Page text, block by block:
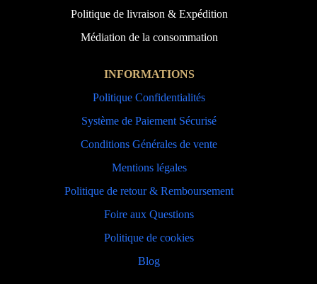
Politique de livraison & Expédition
Médiation de la consommation
INFORMATIONS
Politique Confidentialités
Système de Paiement Sécurisé
Conditions Générales de vente
Mentions légales
Politique de retour & Remboursement
Foire aux Questions
Politique de cookies
Blog